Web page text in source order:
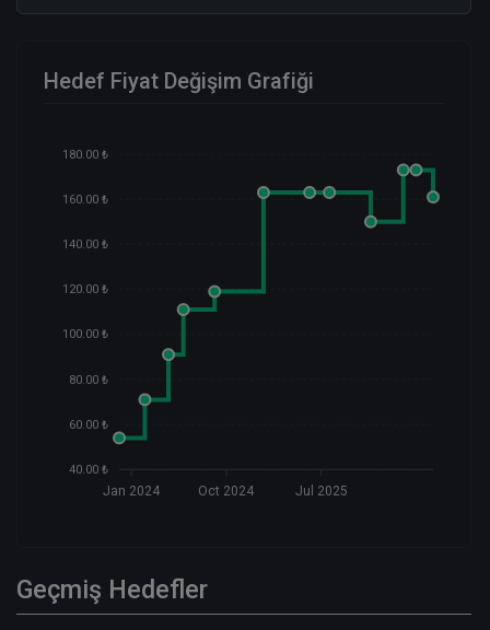
Hedef Fiyat Değişim Grafiği
180.00 ₺
160.00 ₺
140.00 ₺
120.00 ₺
100.00 ₺
80.00 ₺
60.00 ₺
40.00 ₺
Jan 2024 Oct 2024 Jul 2025
Geçmiş Hedefler